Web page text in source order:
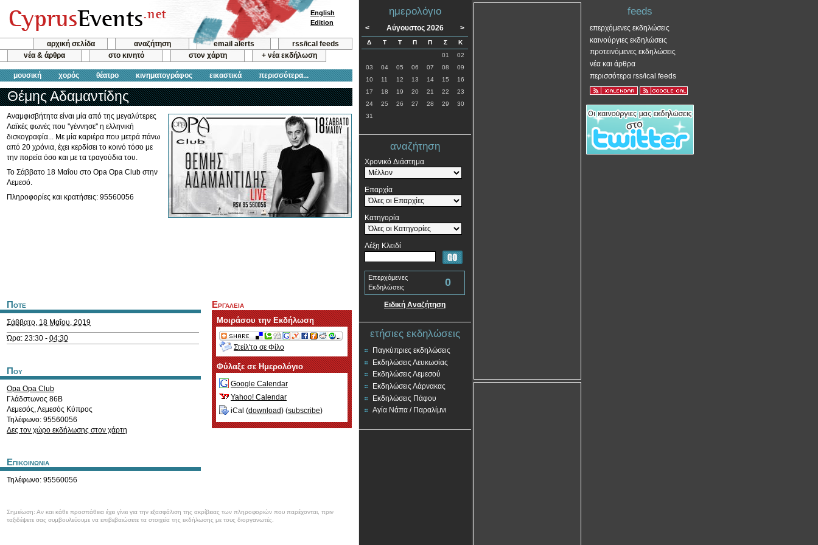
αρχική σελίδα αναζήτηση email alerts
rss/ical feeds
νέα & άρθρα
στο κινητό στον χάρτη + νέα εκδήλωση
μουσική χορός θέατρο κινηματογράφος εικαστικά περισσότερα...
English
Edition
Θέμης Αδαμαντίδης
Αναμφισβήτητα είναι μία από της μεγαλύτερες
Λαϊκές φωνές που ''γέννησε'' η ελληνική
δισκογραφία... Με μία καριέρα που μετρά πάνω
από 20 χρόνια, έχει κερδίσει το κοινό τόσο με
την πορεία όσο και με τα τραγούδια του.
Το Σάββατο 18 Μαΐου στο Opa Opa Club στην
Λεμεσό.
Πληροφορίες και κρατήσεις: 95560056
Ποτε
Σάββατο, 18 Μαΐου, 2019
Ώρα: 23:30 - 04:30
Που
Opa Opa Club
Γλάδστωνος 86Β
Λεμεσός,Λεμεσός Κύπρος
Τηλέφωνο: 95560056
Δες τον χώρο εκδήλωσης στον χάρτη
Επικοινωνια
Τηλέφωνο: 95560056
Εργαλεια
Μοιράσου την Εκδήλωση
Στείλ'το σε Φίλο
Φύλαξε σε Ημερολόγιο
Google Calendar
Yahoo! Calendar
iCal (download) (subscribe)
Σημείωση: Αν και κάθε προσπάθεια έχει γίνει για την εξασφάλιση της ακρίβειας των πληροφοριών που παρέχονται, πριν
ταξιδέψετε σας συμβουλεύουμε να επιβεβαιώσετε τα στοιχεία της εκδήλωσης με τους διοργανωτές.
ημερολόγιο
< Αύγουστος 2026 >
Δ Τ Τ Π Π Σ
Κ
01
02
03
04 05 06 07 08
09
10
11 12 13 14 15
16
17
18 19 20 21 22
23
24
25 26 27 28 29
30
31
αναζήτηση
Χρονικό Διάστημα
Επαρχία
Κατηγορία
Λέξη Κλειδί
Επερχόμενες
Εκδηλώσεις
0
Ειδική Αναζήτηση
ετήσιες εκδηλώσεις
Παγκύπριες εκδηλώσεις
Εκδηλώσεις Λευκωσίας
Εκδηλώσεις Λεμεσού
Εκδηλώσεις Λάρνακας
Εκδηλώσεις Πάφου
Αγία Νάπα / Παραλίμνι
feeds
επερχόμενες εκδηλώσεις
καινούργιες εκδηλώσεις
προτεινόμενες εκδηλώσεις
νέα και άρθρα
περισσότερα rss/ical feeds